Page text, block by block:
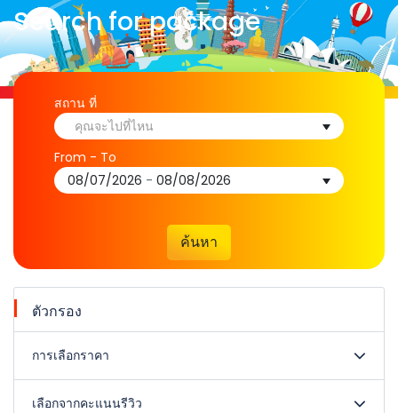
Search for package
สถาน ที่
คุณจะไปที่ไหน
From - To
08/07/2026 -08/08/2026
ค้นหา
ตัวกรอง
การเลือกราคา
เลือกจากคะแนนรีวิว